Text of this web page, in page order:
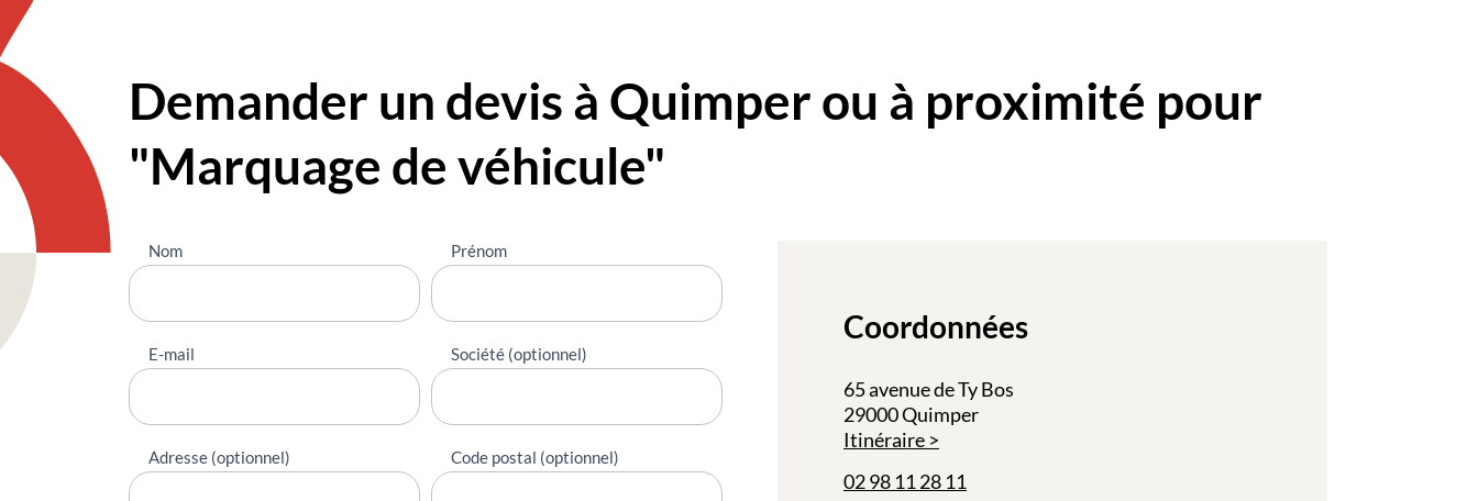
Demander un devis à Quimper ou à proximité pour
"Marquage de véhicule"
Nous
contacter
Nom Prénom
E-mail Société (optionnel)
Adresse (optionnel) Code postal (optionnel)
Coordonnées
65 avenue de Ty Bos
29000 Quimper
Itinéraire
02 98 11 28 11